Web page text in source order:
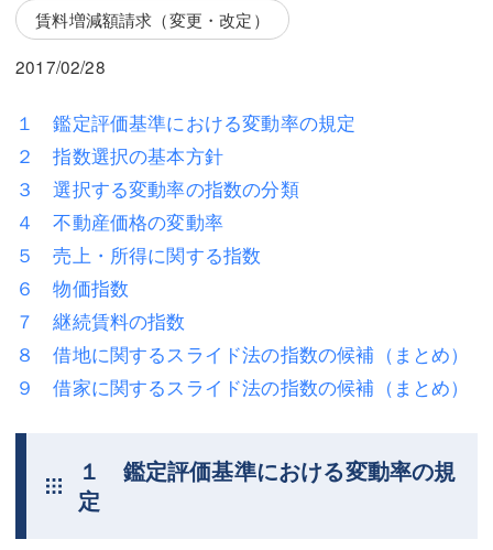
桶川 聡
三平 隆史
吉元 優仁
小川 祐
弁護士費用
不動産
相続・遺言
離婚（夫婦間トラブル）
企業法務
刑事弁護
桶川 聡
三平 隆史
吉元 優仁
弁護士費用
不動産
相続・遺言
離婚（夫婦間トラブル）
企業法務
労働問題（解雇，残業等）
交通事故
賃料増減額請求（変更・改定）
2017/02/28
１ 鑑定評価基準における変動率の規定
２ 指数選択の基本方針
３ 選択する変動率の指数の分類
４ 不動産価格の変動率
５ 売上・所得に関する指数
６ 物価指数
７ 継続賃料の指数
８ 借地に関するスライド法の指数の候補（まとめ）
９ 借家に関するスライド法の指数の候補（まとめ）
１ 鑑定評価基準における変動率の規
定